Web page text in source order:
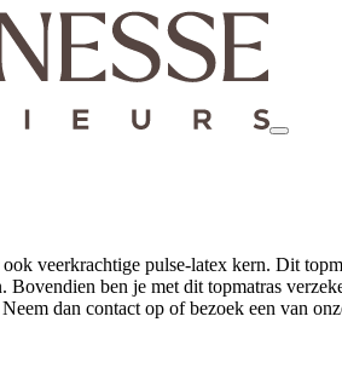
veerkrachtige pulse-latex kern. Dit
ben je met dit topmatras
dan contact op of bezoek een van